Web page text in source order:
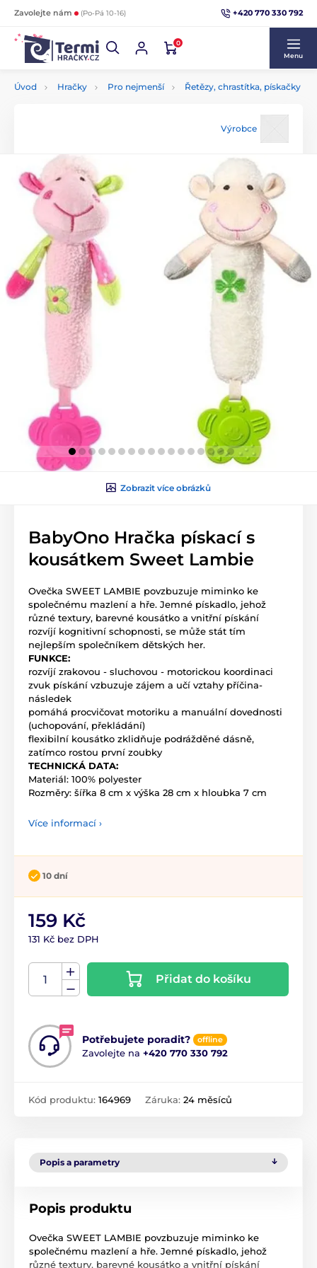
Zavolejte nám (Po-Pá 10-16) +420 770 330 792
0
Menu
Úvod Hračky Pro nejmenší Řetězy, chrastítka, pískačky
Výrobce
Zobrazit více obrázků
BabyOno Hračka pískací s
kousátkem Sweet Lambie
Ovečka SWEET LAMBIE povzbuzuje miminko ke
společnému mazlení a hře. Jemné pískadlo, jehož
různé textury, barevné kousátko a vnitřní pískání
rozvíjí kognitivní schopnosti, se může stát tím
nejlepším společníkem dětských her.
FUNKCE:
rozvíjí zrakovou - sluchovou - motorickou koordinaci
zvuk pískání vzbuzuje zájem a učí vztahy příčina-
následek
pomáhá procvičovat motoriku a manuální dovednosti
(uchopování, překládání)
flexibilní kousátko zklidňuje podrážděné dásně,
zatímco rostou první zoubky
TECHNICKÁ DATA:
Materiál: 100% polyester
Rozměry: šířka 8 cm x výška 28 cm x hloubka 7 cm
Více informací ›
10 dní
159 Kč
131 Kč bez DPH
Přidat do košíku
Potřebujete poradit? offline
Zavolejte na +420 770 330 792
Kód produktu: 164969 Záruka: 24 měsíců
Popis a parametry
Popis produktu
Ovečka SWEET LAMBIE povzbuzuje miminko ke
společnému mazlení a hře. Jemné pískadlo, jehož
různé textury, barevné kousátko a vnitřní pískání